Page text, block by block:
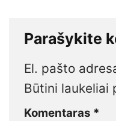
Parašykite
El. pašto
Būtini laukeliai
Komentaras *